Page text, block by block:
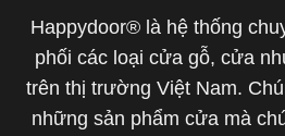
Happydoor® là hệ thống
phối các loại cửa gỗ, cửa
trên thị trường Việt Nam.
những sản phẩm cửa mà